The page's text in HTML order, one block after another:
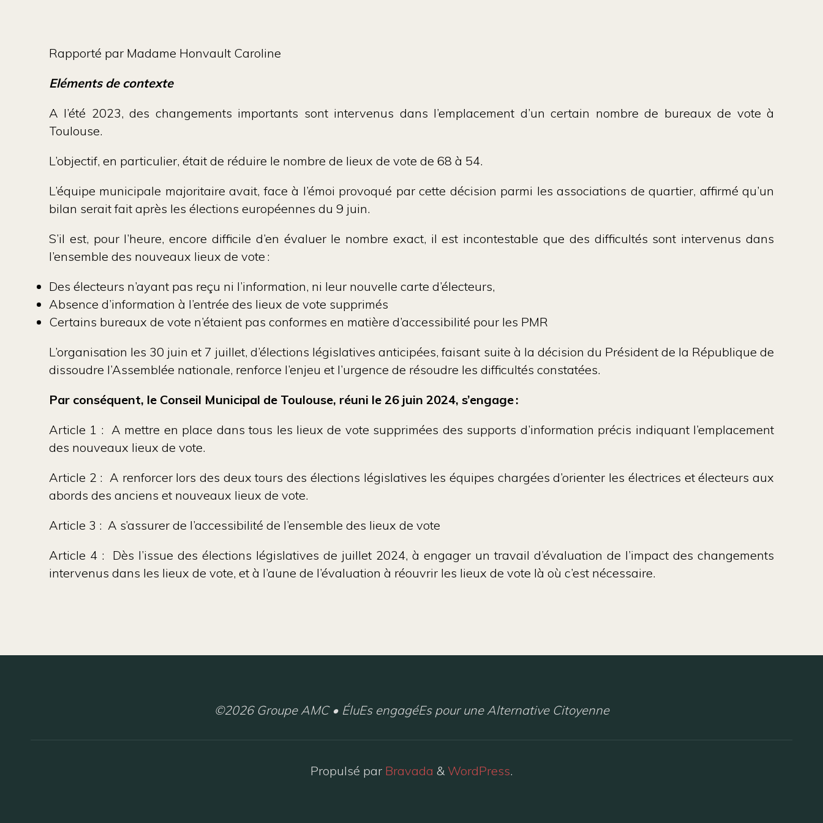
Rapporté par Madame Honvault Caroline
Eléments de contexte
A l’été 2023, des changements importants sont intervenus dans l’emplacement d’un certain nombre de bureaux de vote à
Toulouse.
L’objectif, en particulier, était de réduire le nombre de lieux de vote de 68 à 54.
L’équipe municipale majoritaire avait, face à l’émoi provoqué par cette décision parmi les associations de quartier, affirmé qu’un
bilan serait fait après les élections européennes du 9 juin.
S’il est, pour l’heure, encore difficile d’en évaluer le nombre exact, il est incontestable que des difficultés sont intervenus dans
l’ensemble des nouveaux lieux de vote :
Des électeurs n’ayant pas reçu ni l’information, ni leur nouvelle carte d’électeurs,
Absence d’information à l’entrée des lieux de vote supprimés
Certains bureaux de vote n’étaient pas conformes en matière d’accessibilité pour les PMR
L’organisation les 30 juin et 7 juillet, d’élections législatives anticipées, faisant suite à la décision du Président de la République de
dissoudre l’Assemblée nationale, renforce l’enjeu et l’urgence de résoudre les difficultés constatées.
Par conséquent, le Conseil Municipal de Toulouse, réuni le 26 juin 2024, s’engage :
Article 1 : A mettre en place dans tous les lieux de vote supprimées des supports d’information précis indiquant l’emplacement
des nouveaux lieux de vote.
Article 2 : A renforcer lors des deux tours des élections législatives les équipes chargées d’orienter les électrices et électeurs aux
abords des anciens et nouveaux lieux de vote.
Article 3 : A s’assurer de l’accessibilité de l’ensemble des lieux de vote
Article 4 : Dès l’issue des élections législatives de juillet 2024, à engager un travail d’évaluation de l’impact des changements
intervenus dans les lieux de vote, et à l’aune de l’évaluation à réouvrir les lieux de vote là où c’est nécessaire.
©2026 Groupe AMC • ÉluEs engagéEs pour une Alternative Citoyenne
Propulsé par Bravada & WordPress.